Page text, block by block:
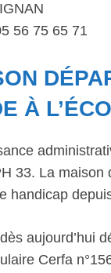
56 75 65 71
À
33. La maison
handicap
aujourd’hui
Cerfa